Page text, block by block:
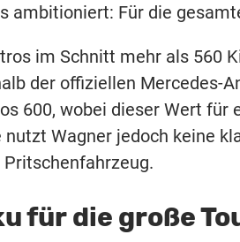
ambitioniert: Für die
im Schnitt mehr als 560
der offiziellen Mercedes-
600, wobei dieser Wert für
Wagner jedoch keine
fürdie große